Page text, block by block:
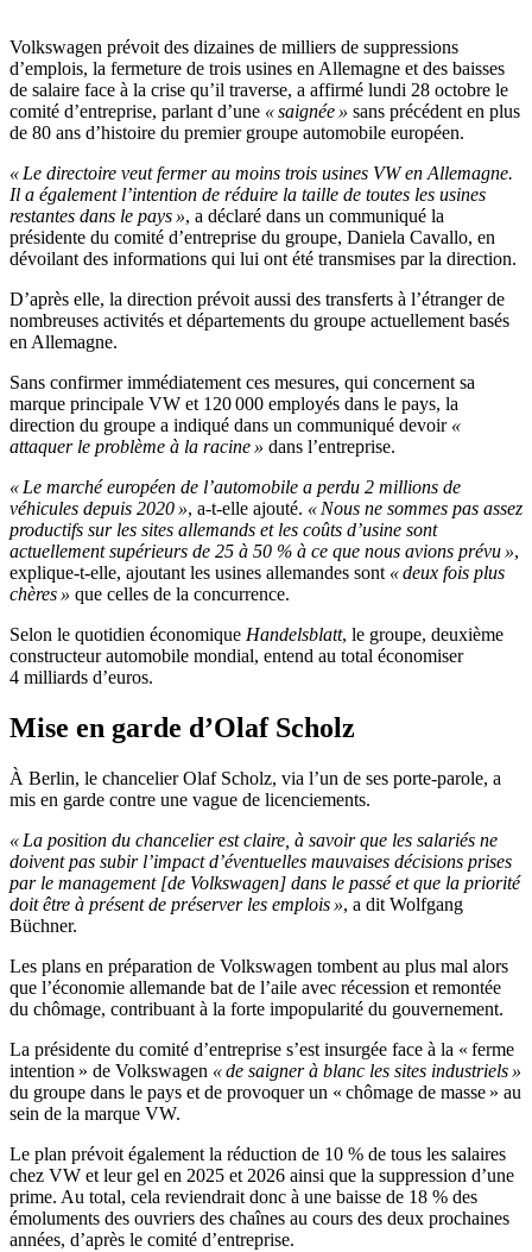
Volkswagen prévoit des dizaines de milliers de suppressions
d’emplois, la fermeture de trois usines en Allemagne et des baisses
de salaire face à la crise qu’il traverse, a affirmé lundi 28 octobre le
comité d’entreprise, parlant d’une « saignée » sans précédent en plus
de 80 ans d’histoire du premier groupe automobile européen.
« Le directoire veut fermer au moins trois usines VW en Allemagne.
Il a également l’intention de réduire la taille de toutes les usines
restantes dans le pays », a déclaré dans un communiqué la
présidente du comité d’entreprise du groupe, Daniela Cavallo, en
dévoilant des informations qui lui ont été transmises par la direction.
D’après elle, la direction prévoit aussi des transferts à l’étranger de
nombreuses activités et départements du groupe actuellement basés
en Allemagne.
Sans confirmer immédiatement ces mesures, qui concernent sa
marque principale VW et 120 000 employés dans le pays, la
direction du groupe a indiqué dans un communiqué devoir «
attaquer le problème à la racine » dans l’entreprise.
« Le marché européen de l’automobile a perdu 2 millions de
véhicules depuis 2020 », a-t-elle ajouté. « Nous ne sommes pas assez
productifs sur les sites allemands et les coûts d’usine sont
actuellement supérieurs de 25 à 50 % à ce que nous avions prévu »,
explique-t-elle, ajoutant les usines allemandes sont « deux fois plus
chères » que celles de la concurrence.
Selon le quotidien économique Handelsblatt, le groupe, deuxième
constructeur automobile mondial, entend au total économiser
4 milliards d’euros.
Mise en garde d’Olaf Scholz
À Berlin, le chancelier Olaf Scholz, via l’un de ses porte-parole, a
mis en garde contre une vague de licenciements.
« La position du chancelier est claire, à savoir que les salariés ne
doivent pas subir l’impact d’éventuelles mauvaises décisions prises
par le management [de Volkswagen] dans le passé et que la priorité
doit être à présent de préserver les emplois », a dit Wolfgang
Büchner.
Les plans en préparation de Volkswagen tombent au plus mal alors
que l’économie allemande bat de l’aile avec récession et remontée
du chômage, contribuant à la forte impopularité du gouvernement.
La présidente du comité d’entreprise s’est insurgée face à la « ferme
intention » de Volkswagen « de saigner à blanc les sites industriels »
du groupe dans le pays et de provoquer un « chômage de masse » au
sein de la marque VW.
Le plan prévoit également la réduction de 10 % de tous les salaires
chez VW et leur gel en 2025 et 2026 ainsi que la suppression d’une
prime. Au total, cela reviendrait donc à une baisse de 18 % des
émoluments des ouvriers des chaînes au cours des deux prochaines
années, d’après le comité d’entreprise.